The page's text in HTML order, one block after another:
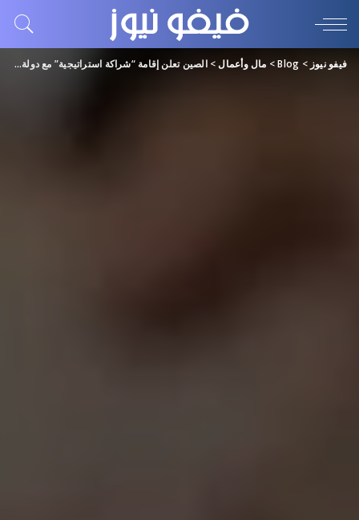
فيفو نيوز >
Blog
> مال وأعمال>الصين تعلن إقامة “شراكة استراتيجية” مع دولة عربية